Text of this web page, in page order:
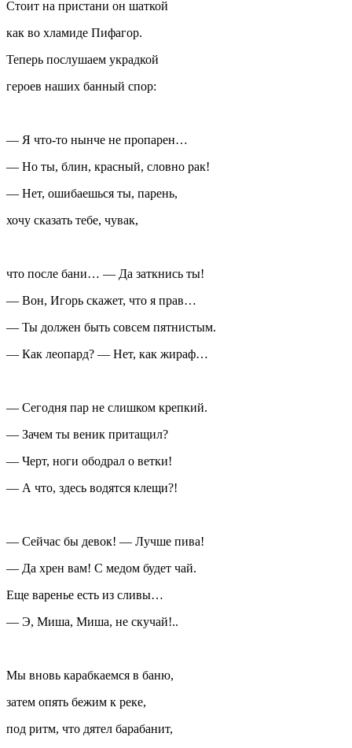
Стоит на пристани он шаткой
как во хламиде Пифагор.
Теперь послушаем украдкой
героев наших банный спор:
— Я что-то нынче не пропарен…
— Но ты, блин, красный, словно рак!
— Нет, ошибаешься ты, парень,
хочу сказать тебе, чувак,
что после бани… — Да заткнись ты!
— Вон, Игорь скажет, что я прав…
— Ты должен быть совсем пятнистым.
— Как леопард? — Нет, как жираф…
— Сегодня пар не слишком крепкий.
— Зачем ты веник притащил?
— Черт, ноги ободрал о ветки!
— А что, здесь водятся клещи?!
— Сейчас бы девок! — Лучше пива!
— Да хрен вам! С медом будет чай.
Еще варенье есть из сливы…
— Э, Миша, Миша, не скучай!..
Мы вновь карабкаемся в баню,
затем опять бежим к реке,
под ритм, что дятел барабанит,